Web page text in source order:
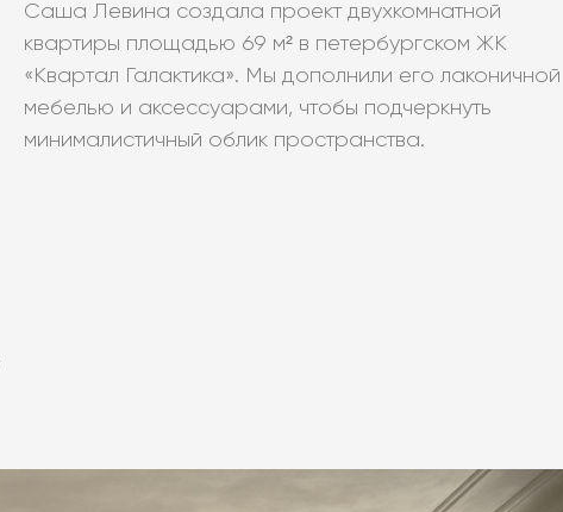
Саша Левина создала проект двухкомнатной
квартиры площадью 69 м² в петербургском ЖК
«Квартал Галактика». Мы дополнили его лаконичной
мебелью и аксессуарами, чтобы подчеркнуть
минималистичный облик пространства.